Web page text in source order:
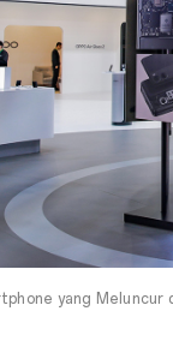
yang Meluncur